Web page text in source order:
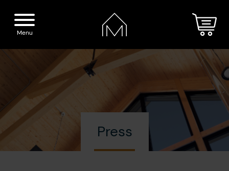
Home
Spirits
Our boutique
Menu
Press